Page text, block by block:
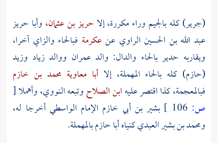
(جرير) كله بالجيم وراء مكررة، إلاحريز بن عثمان، وأبا حريز
عبد الله بن الحسين الراوي عنعكرمة فبالحاء والزاي آخرا،
ويقاربه حديربالحاء والدال: والدعمران ووالدزياد وزيد
(حازم) كله بالحاء المهملة، إلا أبا معاوية محمد بن خازم
فبالمعجمة، كذا اقتصر عليهابن الصلاحوتبعهالنووي،وأهملا[
ص:
بشير بن أبي خازم الإمام الواسطيأخرجا له،
ومحمد بن بشير العبديكنياه أبا حازم بالمهملة.